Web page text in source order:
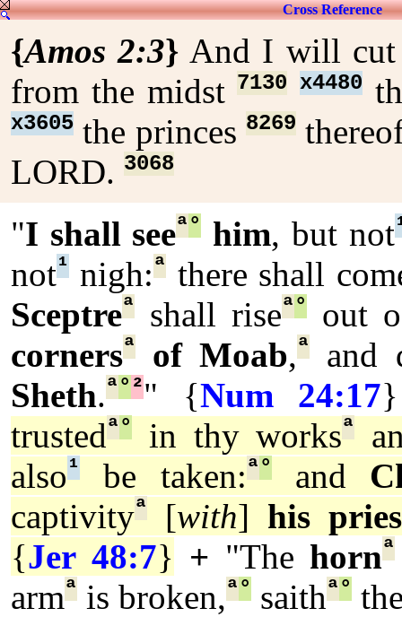
Cross Reference
{Amos 2:3} And I will
from the midst 7130 x4480
x3605 the princes 8269
LORD. 3068
"I shall seeª° him, but not
not¹ nigh:ª there shall
Sceptreª shall riseª°
out
cornersª of Moab,ª
and
Sheth.ª° ²" {Num 24:17}
trustedª° in thy worksª
also¹ be taken:ª°and
captivityª [with] his
{Jer 48:7} + "The hornª
armª is broken,ª° saithª°